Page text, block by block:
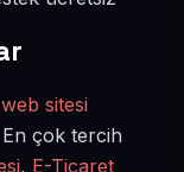
web sitesi
çok tercih
, E-Ticaret